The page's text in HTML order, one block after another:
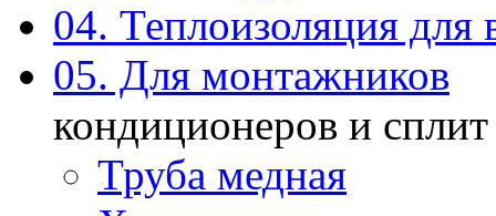
04. Теплоизоляция для
05. Для монтажников
кондиционеров и
Труба медная